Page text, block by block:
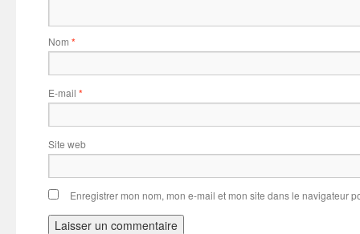
Nom *
E-mail *
Site web
Enregistrer mon nom, mon e-mail et mon site dans le navigateur